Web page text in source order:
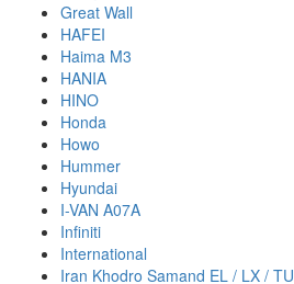
Great Wall
HAFEI
Haima M3
HANIA
HINO
Honda
Howo
Hummer
Hyundai
I-VAN A07A
Infiniti
International
Iran Khodro Samand EL / LX / TU